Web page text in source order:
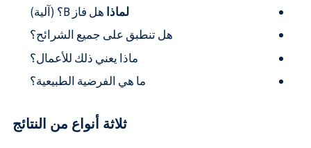
لماذا هل فاز B؟ (آلية)
هل تنطبق على جميع الشرائح؟
ماذا يعني ذلك للأعمال؟
ما هي الفرضية الطبيعية؟
ثلاثة أنواع من النتائج